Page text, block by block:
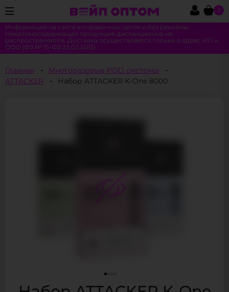
0
Информация на сайте в справочных целях и без рекламы.
Никотиносодержащая продукция дистанционно не
распространяется. Доставка осуществляется только в адрес ИП и
ООО (ФЗ № 15-ФЗ 23.02.2013)
Главная
Многоразовые POD системы
ATTACKER
Набор ATTACKER K-One 8000